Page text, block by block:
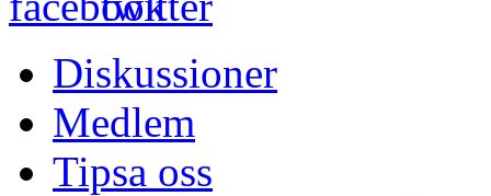
Diskussioner
Medlem
Tipsa oss